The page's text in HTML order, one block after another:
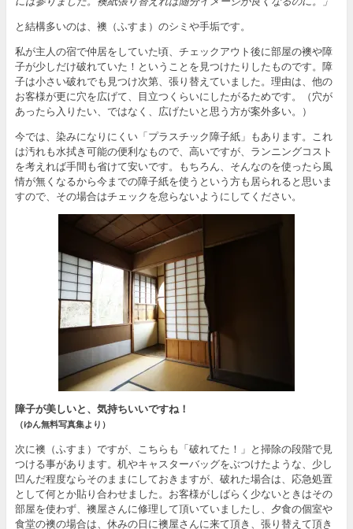
と結構多いのは、襖（ふすま）のシミや手垢です。
私が主人の宿で仲居をしていた頃、チェックアウト後に部屋の襖や障
子が少しだけ破れていた！ということを見つけたりしたものです。障
子は小さい破れでも見つけ次第、張り替えていました。理由は、他の
お客様が更に穴を広げて、目立つくらいにしたがるためです。（穴が
あったら入りたい、ではなく、広げたいと思う方が案外多い。）
今では、染みになりにくい「プラスチック障子紙」もあります。これ
は汚れも水拭き可能の便利なもので、高いですが、ランニングコスト
を考えれば手間も省けて安いです。もちろん、そんなのを使ったら風
情が無くなるから今までの障子紙を使うという方も居られると思いま
すので、その場合はチェックを怠らないようにしてください。
障子が美しいと、気持ちいいですね！
（ゆん無料写真集より）
次に襖（ふすま）ですが、こちらも「破れてた！」と掃除の段階で見
つける事があります。机やキャスターバッグをぶつけたような、少し
凹んだ程度ならそのままにしておきますが、破れた場合は、応急処置
として何とか貼り合わせました。お客様がしばらく少ないときはその
部屋を使わず、襖屋さんに修理して頂いていましたし、夕食の個室や
食堂の襖の場合は、休みの日に襖屋さんに来て頂き、張り替えて頂き